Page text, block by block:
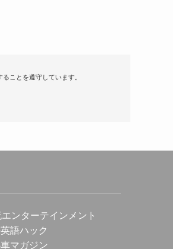
ことを遵守しています。
ンターテインメント
語ハック
マガジン